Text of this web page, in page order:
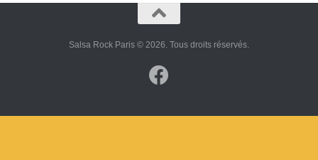
Salsa Rock Paris © 2026. Tous droits réservés.